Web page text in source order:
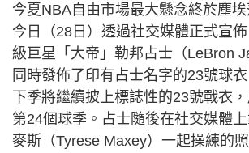
今夏NBA自由市場最大懸念終於塵
今日（28日）透過社交媒體正式宣
級巨星「大帝」勒邦占士（LeBron
同時發佈了印有占士名字的23號球
下季將繼續披上標誌性的23號戰衣
第24個球季。占士隨後在社交媒體
麥斯（Tyrese Maxey）一起操練的